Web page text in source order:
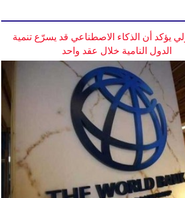
يؤكد أن الذكاء الاصطناعي قد يسرّع تنمية
الدول النامية خلال عقد واحد